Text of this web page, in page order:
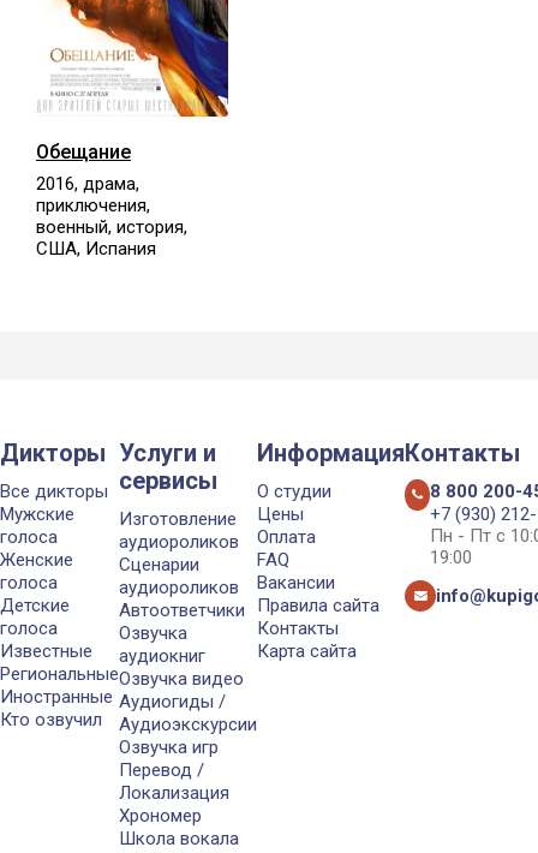
Обещание
2016, драма,
приключения,
военный, история,
США, Испания
Дикторы
Все дикторы
Мужские
голоса
Женские
голоса
Детские
голоса
Известные
Региональные
Иностранные
Кто озвучил
Услуги и
сервисы
Изготовление
аудиороликов
Сценарии
аудиороликов
Автоответчики
Озвучка
аудиокниг
Озвучка видео
Аудиогиды /
Аудиоэкскурсии
Озвучка игр
Перевод /
Локализация
Хрономер
Школа вокала
Информация
О студии
Цены
Оплата
FAQ
Вакансии
Правила сайта
Контакты
Карта сайта
Контакты
8 800 200-
+7 (930)
Пн - Пт с
19:00